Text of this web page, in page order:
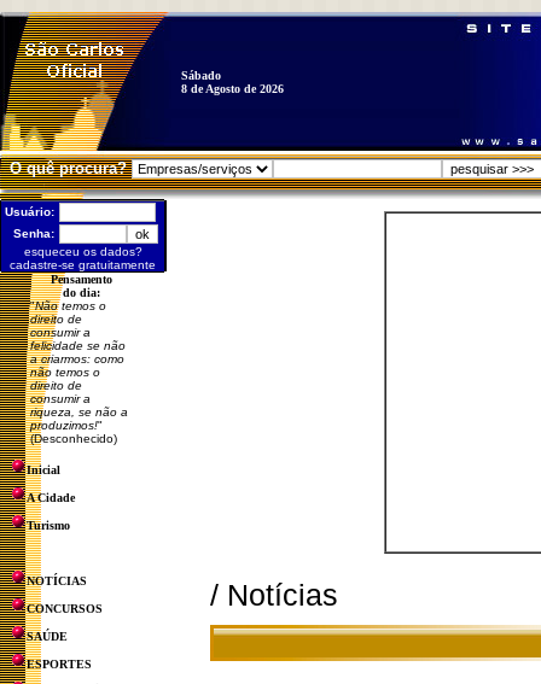
Sábado
8 de Agosto de 2026
O quê procura?
Usuário:
Senha:
esqueceu os dados?
cadastre-se gratuitamente
Pensamento
do dia:
"Não temos o
direito de
consumir a
felicidade se não
a criarmos: como
não temos o
direito de
consumir a
riqueza, se não a
produzimos!"
(Desconhecido)
Inicial
A Cidade
Turismo
NOTÍCIAS
CONCURSOS
SAÚDE
ESPORTES
/ Notícias